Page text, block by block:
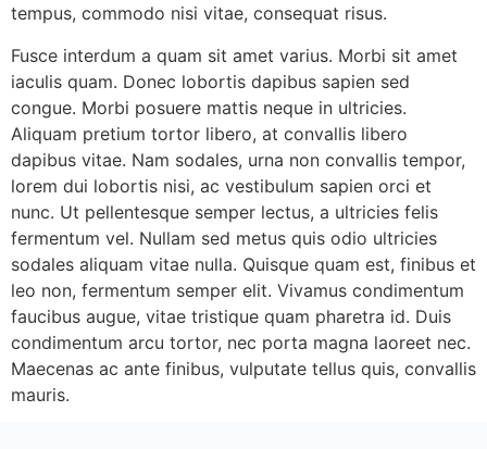
tempus, commodo nisi vitae, consequat risus.
Fusce interdum a quam sit amet varius. Morbi sit amet
iaculis quam. Donec lobortis dapibus sapien sed
congue. Morbi posuere mattis neque in ultricies.
Aliquam pretium tortor libero, at convallis libero
dapibus vitae. Nam sodales, urna non convallis tempor,
lorem dui lobortis nisi, ac vestibulum sapien orci et
nunc. Ut pellentesque semper lectus, a ultricies felis
fermentum vel. Nullam sed metus quis odio ultricies
sodales aliquam vitae nulla. Quisque quam est, finibus et
leo non, fermentum semper elit. Vivamus condimentum
faucibus augue, vitae tristique quam pharetra id. Duis
condimentum arcu tortor, nec porta magna laoreet nec.
Maecenas ac ante finibus, vulputate tellus quis, convallis
mauris.